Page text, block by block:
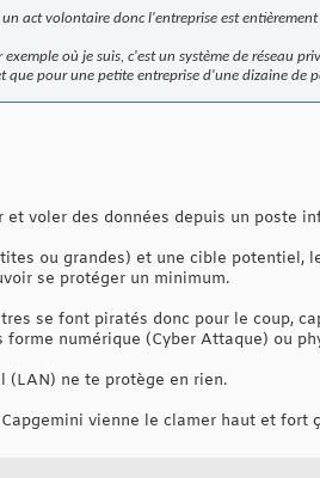
act volontaire donc l'entreprise est
où je suis, c'est un système de réseau
que pour une petite entreprise d'une dizaine de
voler des données depuis un poste
ou grandes) et une cible potentiel,
se protéger un minimum.
se font piratés donc pour le coup,
numérique (Cyber Attaque) ou
(LAN) ne te protège en rien.
vienne le clamer haut et fort